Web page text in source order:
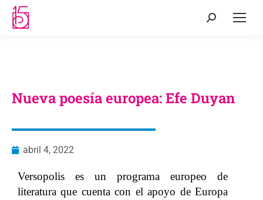
Nueva poesía europea: Efe Duyan
abril 4, 2022
Versopolis es un programa europeo de
literatura que cuenta con el apoyo de Europa